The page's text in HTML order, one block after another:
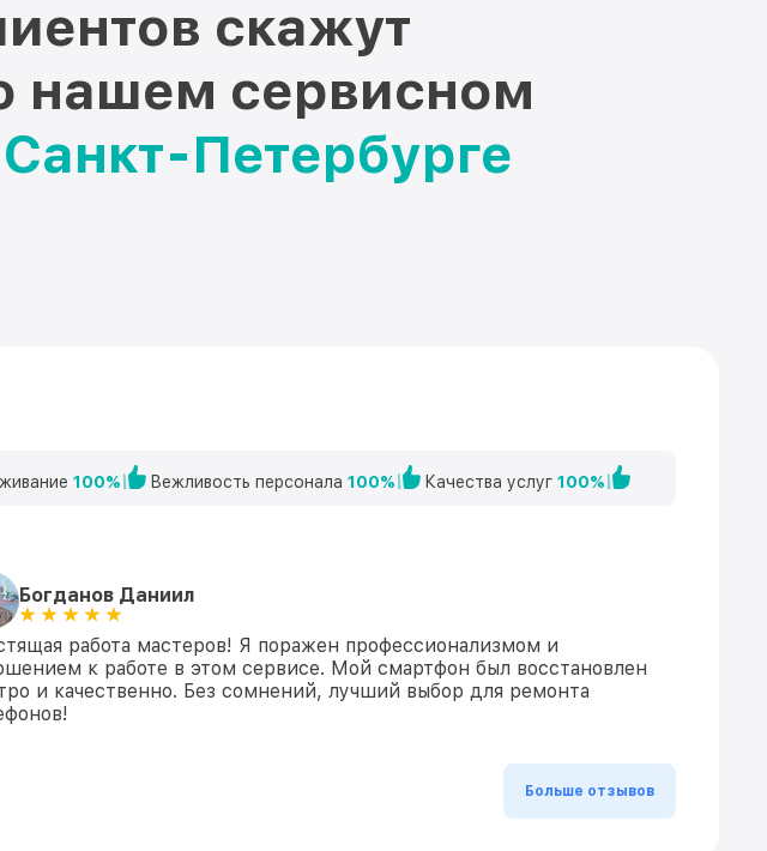
скажут
нашем сервисном
Петербурге
100% Вежливость персонала 100% Качества услуг 100%
Богданов Даниил
работа мастеров! Я поражен профессионализмом и
к работе в этом сервисе. Мой смартфон был восстановлен
и качественно. Без сомнений, лучший выбор для ремонта
Больше отзывов